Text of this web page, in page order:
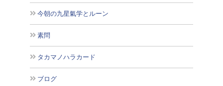
今朝の九星氣学とルーン
素問
タカマノハラカード
ブログ